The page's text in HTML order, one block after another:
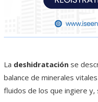
La deshidratación se
balance de minerales
fluidos de los que ingiere